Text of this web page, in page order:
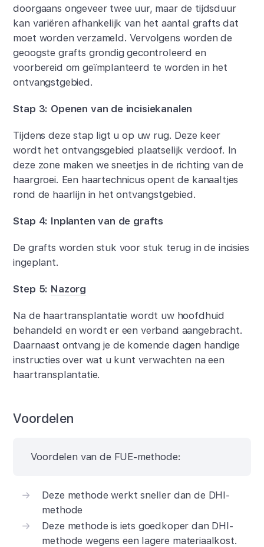
doorgaans ongeveer twee uur, maar de tijdsduur
kan variëren afhankelijk van het aantal grafts dat
moet worden verzameld. Vervolgens worden de
geoogste grafts grondig gecontroleerd en
voorbereid om geïmplanteerd te worden in het
ontvangstgebied.
Stap 3: Openen van de incisiekanalen
Tijdens deze stap ligt u op uw rug. Deze keer
wordt het ontvangsgebied plaatselijk verdoof. In
deze zone maken we sneetjes in de richting van de
haargroei. Een haartechnicus opent de kanaaltjes
rond de haarlijn in het ontvangstgebied.
Stap 4: Inplanten van de grafts
De grafts worden stuk voor stuk terug in de incisies
ingeplant.
Step 5: Nazorg
Na de haartransplantatie wordt uw hoofdhuid
behandeld en wordt er een verband aangebracht.
Daarnaast ontvang je de komende dagen handige
instructies over wat u kunt verwachten na een
haartransplantatie.
Voordelen
Voordelen van de FUE-methode:
Deze methode werkt sneller dan de DHI-
methode
Deze methode is iets goedkoper dan DHI-
methode wegens een lagere materiaalkost.